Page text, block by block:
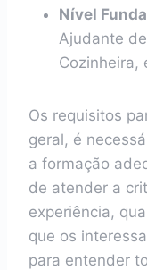
Nível
Ajudante
Cozinheira,
Os requisitos
geral, é
a formação
de atender a
experiência,
que os
para entender